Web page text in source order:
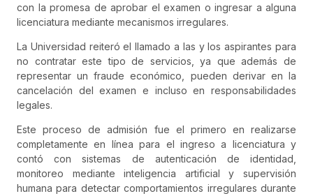
con la promesa de aprobar el examen o ingresar a alguna
licenciatura mediante mecanismos irregulares.
La Universidad reiteró el llamado a las y los aspirantes para
no contratar este tipo de servicios, ya que además de
representar un fraude económico, pueden derivar en la
cancelación del examen e incluso en responsabilidades
legales.
Este proceso de admisión fue el primero en realizarse
completamente en línea para el ingreso a licenciatura y
contó con sistemas de autenticación de identidad,
monitoreo mediante inteligencia artificial y supervisión
humana para detectar comportamientos irregulares durante